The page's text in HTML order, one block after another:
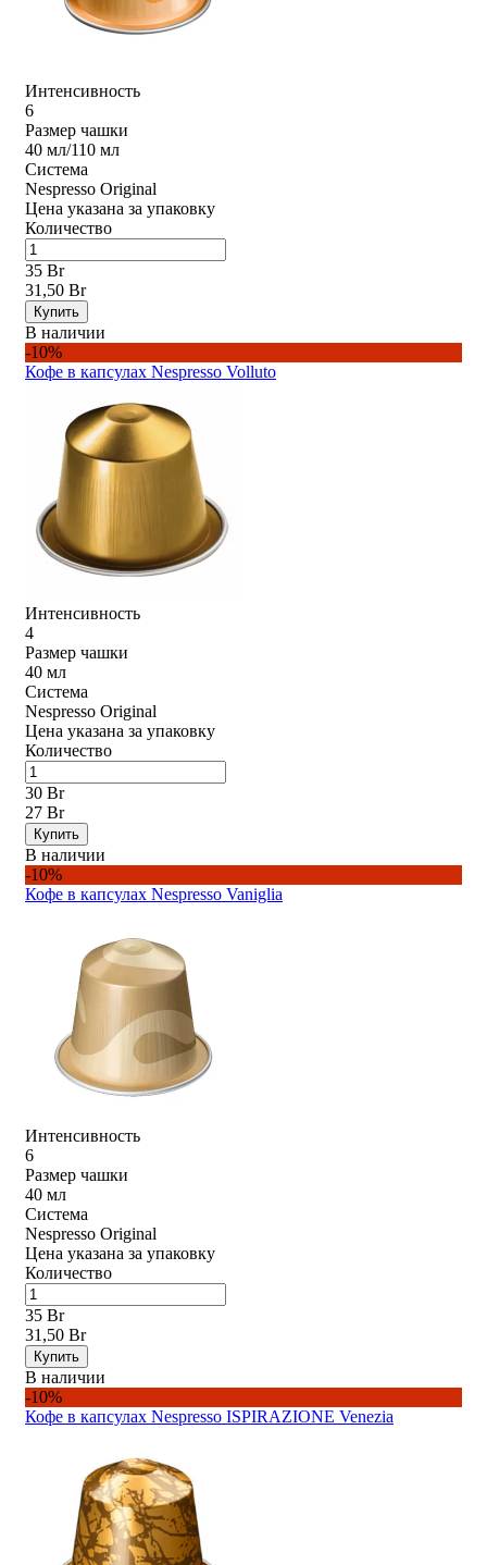
Интенсивность
6
Размер чашки
40 мл/110 мл
Система
Nespresso Original
Цена указана за упаковку
Количество
35 Br
31,50 Br
Купить
В наличии
-10%
Кофе в капсулах Nespresso Volluto
Интенсивность
4
Размер чашки
40 мл
Система
Nespresso Original
Цена указана за упаковку
Количество
30 Br
27 Br
Купить
В наличии
-10%
Кофе в капсулах Nespresso Vaniglia
Интенсивность
6
Размер чашки
40 мл
Система
Nespresso Original
Цена указана за упаковку
Количество
35 Br
31,50 Br
Купить
В наличии
-10%
Кофе в капсулах Nespresso ISPIRAZIONE Venezia